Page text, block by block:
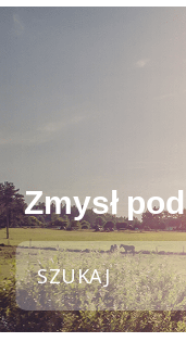
Zmysł